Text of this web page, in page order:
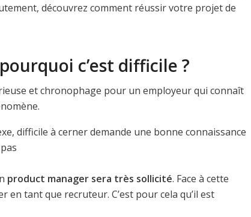
découvrez comment réussir votre projet de
c’est difficile ?
et chronophage pour un employeur qui connaît
difficile à cerner demande une bonne connaissance
product manager sera très sollicité. Face à cette
en tant que recruteur. C’est pour cela qu’il est